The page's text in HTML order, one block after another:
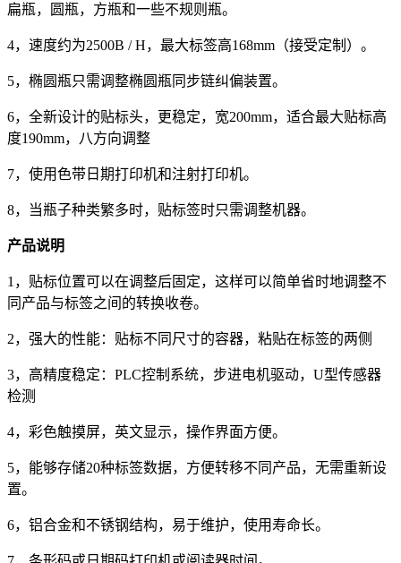
扁瓶，圆瓶，方瓶和一些不规则瓶。
4，速度约为2500B / H，最大标签高168mm（接受定制）。
5，椭圆瓶只需调整椭圆瓶同步链纠偏装置。
6，全新设计的贴标头，更稳定，宽200mm，适合最大贴标高
度190mm，八方向调整
7，使用色带日期打印机和注射打印机。
8，当瓶子种类繁多时，贴标签时只需调整机器。
产品说明
1，贴标位置可以在调整后固定，这样可以简单省时地调整不
同产品与标签之间的转换收卷。
2，强大的性能：贴标不同尺寸的容器，粘贴在标签的两侧
3，高精度稳定：PLC控制系统，步进电机驱动，U型传感器
检测
4，彩色触摸屏，英文显示，操作界面方便。
5，能够存储20种标签数据，方便转移不同产品，无需重新设
置。
6，铝合金和不锈钢结构，易于维护，使用寿命长。